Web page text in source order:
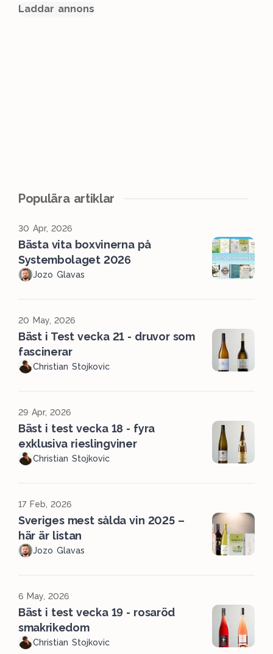
Laddar annons
Populära artiklar
30 Apr, 2026
Bästa vita boxvinerna på
Systembolaget 2026
Jozo Glavas
20 May, 2026
Bäst i Test vecka 21 - druvor som
fascinerar
Christian Stojkovic
29 Apr, 2026
Bäst i test vecka 18 - fyra
exklusiva rieslingviner
Christian Stojkovic
17 Feb, 2026
Sveriges mest sålda vin 2025 –
här är listan
Jozo Glavas
6 May, 2026
Bäst i test vecka 19 - rosaröd
smakrikedom
Christian Stojkovic